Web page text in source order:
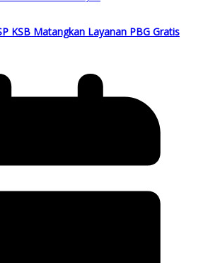
KSB Matangkan Layanan PBG Gratis